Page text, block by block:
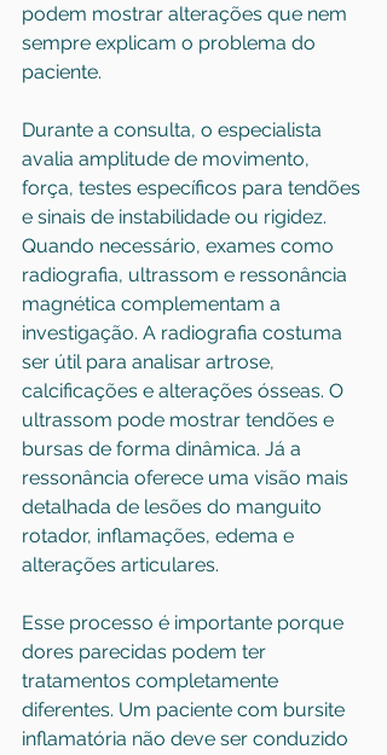
podem mostrar alterações que nem
sempre explicam o problema do
paciente.
Durante a consulta, o especialista
avalia amplitude de movimento,
força, testes específicos para tendões
e sinais de instabilidade ou rigidez.
Quando necessário, exames como
radiografia, ultrassom e ressonância
magnética complementam a
investigação. A radiografia costuma
ser útil para analisar artrose,
calcificações e alterações ósseas. O
ultrassom pode mostrar tendões e
bursas de forma dinâmica. Já a
ressonância oferece uma visão mais
detalhada de lesões do manguito
rotador, inflamações, edema e
alterações articulares.
Esse processo é importante porque
dores parecidas podem ter
tratamentos completamente
diferentes. Um paciente com bursite
inflamatória não deve ser conduzido